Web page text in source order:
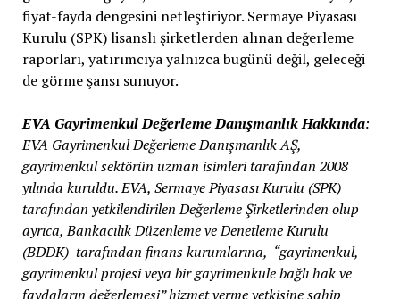
fiyat-fayda dengesini netleştiriyor. Sermaye Piyasası
Kurulu (SPK) lisanslı şirketlerden alınan değerleme
raporları, yatırımcıya yalnızca bugünü değil, geleceği
de görme şansı sunuyor.
EVA Gayrimenkul Değerleme Danışmanlık Hakkında:
EVA Gayrimenkul Değerleme Danışmanlık AŞ,
gayrimenkul sektörün uzman isimleri tarafından 2008
yılında kuruldu. EVA, Sermaye Piyasası Kurulu (SPK)
tarafından yetkilendirilen Değerleme Şirketlerinden olup
ayrıca, Bankacılık Düzenleme ve Denetleme Kurulu
(BDDK) tarafından finans kurumlarına, “gayrimenkul,
gayrimenkul projesi veya bir gayrimenkule bağlı hak ve
faydaların değerlemesi” hizmet verme yetkisine sahip